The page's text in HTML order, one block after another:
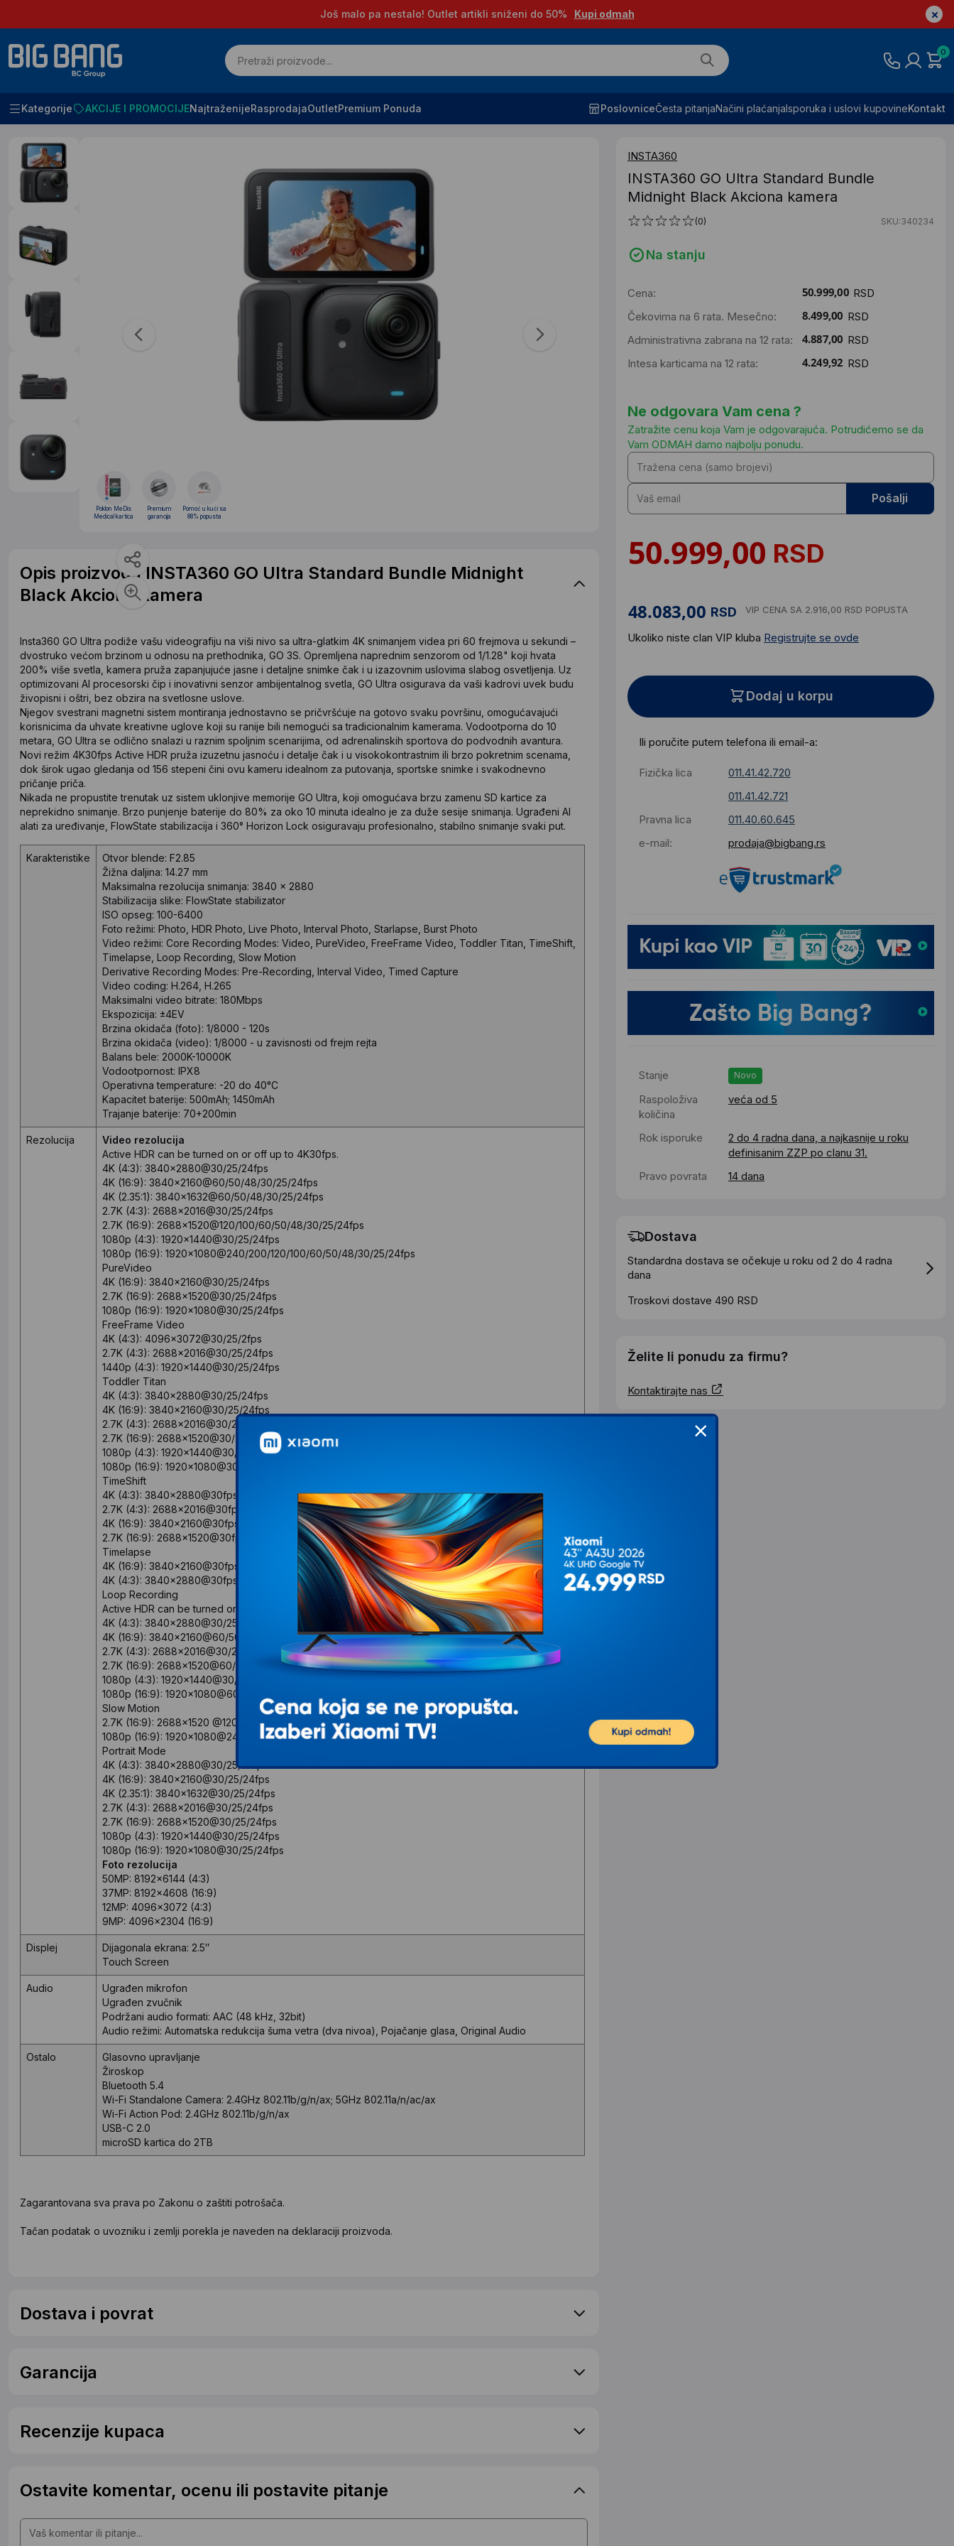
Još malo pa nestalo! Outlet artikli sniženi do 50% Kupi odmah
0
Kategorije AKCIJE I PROMOCIJENajtraženijeRasprodajaOutletPremium Ponuda PoslovniceČesta pitanjaNačini plaćanjaIsporuka i uslovi kupovineKontakt
Početna Fotoaparati dronovi I kamere Kamere
INSTA360
INSTA360 GO Ultra Standard Bundle
Midnight Black Akciona kamera
(0) SKU:340234
Na stanju
Cena:
RSD
Čekovima na 6 rata. Mesečno:
RSD
Administrativna zabrana na 12 rata:
RSD
Intesa karticama na 12 rata:
RSD
Ne odgovara Vam cena ?
Zatražite cenu koja Vam je odgovarajuća. Potrudićemo se da
Vam ODMAH damo najbolju ponudu.
Pošalji
RSD
RSD VIP CENA SA 2.916,00 RSD POPUSTA
Ukoliko niste clan VIP kluba Registrujte se ovde
Dodaj u korpu
Ili poručite putem telefona ili email-a:
Fizička lica
011.41.42.720
011.41.42.721
Pravna lica
011.40.60.645
e-mail:
prodaja@bigbang.rs
Stanje Novo
Raspoloživa
količina
veća od 5
Rok isporuke
2 do 4 radna dana, a najkasnije u roku
definisanim ZZP po clanu 31.
Pravo povrata
14 dana
Dostava
Standardna dostava se očekuje u roku od 2 do 4 radna
dana
Troskovi dostave 490 RSD
Želite li ponudu za firmu?
Kontaktirajte nas
Poklon MeDis
Medical kartica
Premium
garancija
Pomoć u kući sa
88% popusta
Opis proizvoda INSTA360 GO Ultra Standard Bundle Midnight
Black Akciona kamera
Insta360 GO Ultra podiže vašu videografiju na viši nivo sa ultra-glatkim 4K snimanjem videa pri 60 frejmova u sekundi –
dvostruko većom brzinom u odnosu na prethodnika, GO 3S. Opremljena naprednim senzorom od 1/1.28" koji hvata
200% više svetla, kamera pruža zapanjujuće jasne i detaljne snimke čak i u izazovnim uslovima slabog osvetljenja. Uz
optimizovani AI procesorski čip i inovativni senzor ambijentalnog svetla, GO Ultra osigurava da vaši kadrovi uvek budu
živopisni i oštri, bez obzira na svetlosne uslove.
Njegov svestrani magnetni sistem montiranja jednostavno se pričvršćuje na gotovo svaku površinu, omogućavajući
korisnicima da uhvate kreativne uglove koji su ranije bili nemogući sa tradicionalnim kamerama. Vodootporna do 10
metara, GO Ultra se odlično snalazi u raznim spoljnim scenarijima, od adrenalinskih sportova do podvodnih avantura.
Novi režim 4K30fps Active HDR pruža izuzetnu jasnoću i detalje čak i u visokokontrastnim ili brzo pokretnim scenama,
dok širok ugao gledanja od 156 stepeni čini ovu kameru idealnom za putovanja, sportske snimke i svakodnevno
pričanje priča.
Nikada ne propustite trenutak uz sistem uklonjive memorije GO Ultra, koji omogućava brzu zamenu SD kartice za
neprekidno snimanje. Brzo punjenje baterije do 80% za oko 10 minuta idealno je za duže sesije snimanja. Ugrađeni AI
alati za uređivanje, FlowState stabilizacija i 360° Horizon Lock osiguravaju profesionalno, stabilno snimanje svaki put.
Karakteristike
Otvor blende: F2.85
Žižna daljina: 14.27 mm
Maksimalna rezolucija snimanja: 3840 x 2880
Stabilizacija slike: FlowState stabilizator
ISO opseg: 100-6400
Foto režimi: Photo, HDR Photo, Live Photo, Interval Photo, Starlapse, Burst Photo
Video režimi: Core Recording Modes: Video, PureVideo, FreeFrame Video, Toddler Titan, TimeShift,
Timelapse, Loop Recording, Slow Motion
Derivative Recording Modes: Pre-Recording, Interval Video, Timed Capture
Video coding: H.264, H.265
Maksimalni video bitrate: 180Mbps
Ekspozicija: ±4EV
Brzina okidača (foto): 1/8000 - 120s
Brzina okidača (video): 1/8000 - u zavisnosti od frejm rejta
Balans bele: 2000K-10000K
Vodootpornost: IPX8
Operativna temperature: -20 do 40°C
Kapacitet baterije: 500mAh; 1450mAh
Trajanje baterije: 70+200min
Rezolucija Video rezolucija
Active HDR can be turned on or off up to 4K30fps.
4K (4:3): 3840x2880@30/25/24fps
4K (16:9): 3840x2160@60/50/48/30/25/24fps
4K (2.35:1): 3840x1632@60/50/48/30/25/24fps
2.7K (4:3): 2688x2016@30/25/24fps
2.7K (16:9): 2688x1520@120/100/60/50/48/30/25/24fps
1080p (4:3): 1920x1440@30/25/24fps
1080p (16:9): 1920x1080@240/200/120/100/60/50/48/30/25/24fps
PureVideo
4K (16:9): 3840x2160@30/25/24fps
2.7K (16:9): 2688x1520@30/25/24fps
1080p (16:9): 1920x1080@30/25/24fps
FreeFrame Video
4K (4:3): 4096x3072@30/25/2fps
2.7K (4:3): 2688x2016@30/25/24fps
1440p (4:3): 1920x1440@30/25/24fps
Toddler Titan
4K (4:3): 3840x2880@30/25/24fps
4K (16:9): 3840x2160@30/25/24fps
2.7K (4:3): 2688x2016@30/25/24fps
2.7K (16:9): 2688x1520@30/25/24fps
1080p (4:3): 1920x1440@30/25/24fps
1080p (16:9): 1920x1080@30/25/24fps
TimeShift
4K (4:3): 3840x2880@30fps
2.7K (4:3): 2688x2016@30fps
4K (16:9): 3840x2160@30fps
2.7K (16:9): 2688x1520@30fps
Timelapse
4K (16:9): 3840x2160@30fps
4K (4:3): 3840x2880@30fps
Loop Recording
Active HDR can be turned on or off up to 4K30fps.
4K (4:3): 3840x2880@30/25/24fps
4K (16:9): 3840x2160@60/50/48/30/25/24fps
2.7K (4:3): 2688x2016@30/25/24fps
2.7K (16:9): 2688x1520@60/50/48/30/25/24fps
1080p (4:3): 1920x1440@30/25/24fps
1080p (16:9): 1920x1080@60/50/48/30/25/24fps
Slow Motion
2.7K (16:9): 2688x1520 @120/100fps
1080p (16:9): 1920x1080@240/200/120/100fps
Portrait Mode
4K (4:3): 3840x2880@30/25/24fps
4K (16:9): 3840x2160@30/25/24fps
4K (2.35:1): 3840x1632@30/25/24fps
2.7K (4:3): 2688x2016@30/25/24fps
2.7K (16:9): 2688x1520@30/25/24fps
1080p (4:3): 1920x1440@30/25/24fps
1080p (16:9): 1920x1080@30/25/24fps
Foto rezolucija
50MP: 8192x6144 (4:3)
37MP: 8192x4608 (16:9)
12MP: 4096x3072 (4:3)
9MP: 4096x2304 (16:9)
Displej
Dijagonala ekrana: 2.5″
Touch Screen
Audio
Ugrađen mikrofon
Ugrađen zvučnik
Podržani audio formati: AAC (48 kHz, 32bit)
Audio režimi: Automatska redukcija šuma vetra (dva nivoa), Pojačanje glasa, Original Audio
Ostalo
Glasovno upravljanje
Žiroskop
Bluetooth 5.4
Wi-Fi Standalone Camera: 2.4GHz 802.11b/g/n/ax; 5GHz 802.11a/n/ac/ax
Wi-Fi Action Pod: 2.4GHz 802.11b/g/n/ax
USB-C 2.0
microSD kartica do 2TB
Zagarantovana sva prava po Zakonu o zaštiti potrošača.
Tačan podatak o uvozniku i zemlji porekla je naveden na deklaraciji proizvoda.
Dostava i povrat
Garancija
Recenzije kupaca
Ostavite komentar, ocenu ili postavite pitanje